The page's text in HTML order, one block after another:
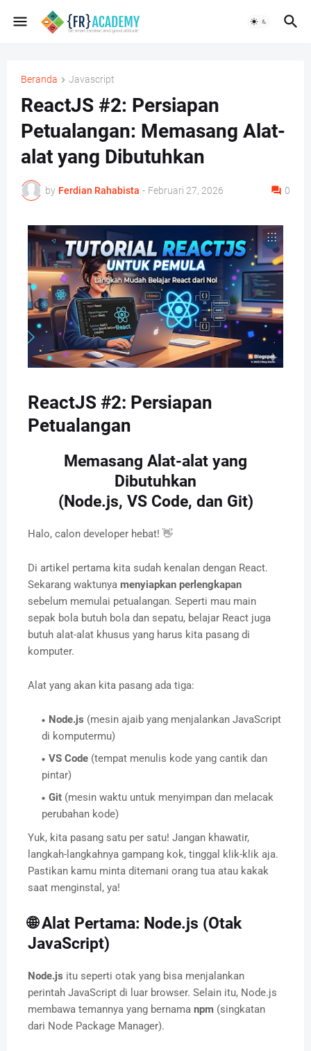
Beranda Javascript
ReactJS #2: Persiapan
Petualangan: Memasang Alat-
alat yang Dibutuhkan
by Ferdian Rahabista - Februari 27, 2026 0
ReactJS #2: Persiapan
Petualangan
Memasang Alat-alat yang
Dibutuhkan
(Node.js, VS Code, dan Git)
Halo, calon developer hebat! 👋
Di artikel pertama kita sudah kenalan dengan React.
Sekarang waktunya menyiapkan perlengkapan
sebelum memulai petualangan. Seperti mau main
sepak bola butuh bola dan sepatu, belajar React juga
butuh alat-alat khusus yang harus kita pasang di
komputer.
Alat yang akan kita pasang ada tiga:
Node.js (mesin ajaib yang menjalankan JavaScript
di komputermu)
VS Code (tempat menulis kode yang cantik dan
pintar)
Git (mesin waktu untuk menyimpan dan melacak
perubahan kode)
Yuk, kita pasang satu per satu! Jangan khawatir,
langkah-langkahnya gampang kok, tinggal klik-klik aja.
Pastikan kamu minta ditemani orang tua atau kakak
saat menginstal, ya!
🌐 Alat Pertama: Node.js (Otak
JavaScript)
Node.js itu seperti otak yang bisa menjalankan
perintah JavaScript di luar browser. Selain itu, Node.js
membawa temannya yang bernama npm (singkatan
dari Node Package Manager).